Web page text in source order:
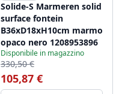
Solide-S Marmeren solid
surface fontein
B36xD18xH10cm marmo
opaco nero 1208953896
Disponibile in magazzino
330,50 €
105,87 €